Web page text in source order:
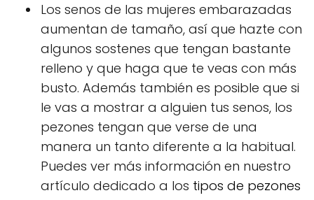
Los senos de las mujeres embarazadas
aumentan de tamaño, así que hazte con
algunos sostenes que tengan bastante
relleno y que haga que te veas con más
busto. Además también es posible que si
le vas a mostrar a alguien tus senos, los
pezones tengan que verse de una
manera un tanto diferente a la habitual.
Puedes ver más información en nuestro
artículo dedicado a los tipos de pezones